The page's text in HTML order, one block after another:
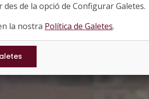
de la opció de Configurar Galetes.
la nostra Política de Galetes.